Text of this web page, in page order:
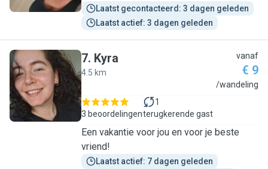
Laatst gecontacteerd: 3 dagen geleden
Laatst actief: 3 dagen geleden
K
7. Kyra
4.5 km
vanaf
€ 9
/wandeling
3 beoordelingen
1
terugkerende gast
Een vakantie voor jou en voor je beste
vriend!
Laatst actief: 7 dagen geleden